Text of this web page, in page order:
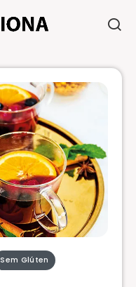
Sem Glúten